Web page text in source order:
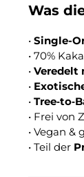
Was
• Single-
• 70%
• Veredelt
•
•
• Frei von
• Vegan &
• Teil der